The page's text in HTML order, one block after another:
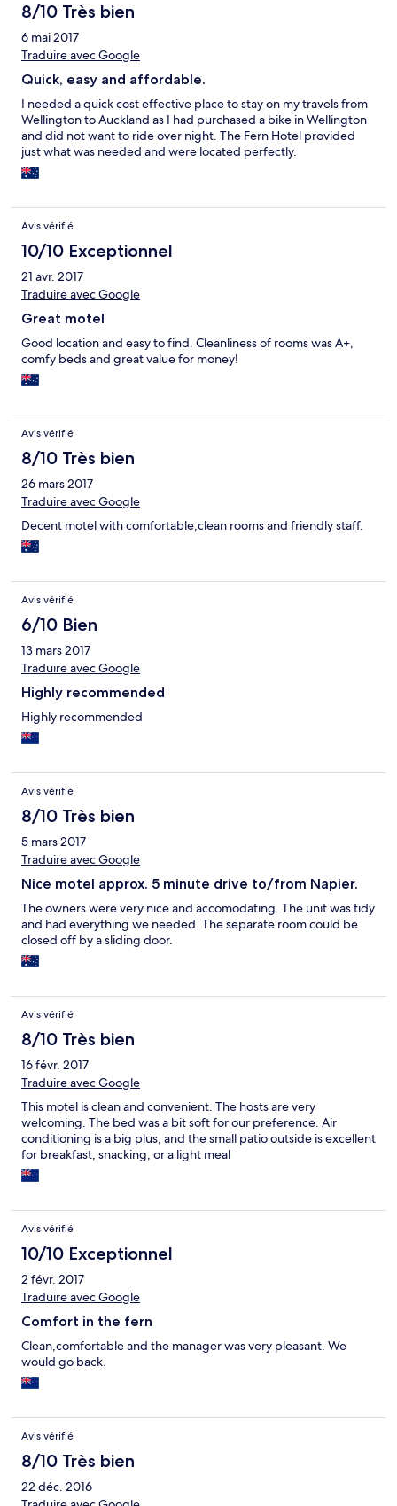
8/10 Très bien
6 mai 2017
Traduire avec Google
Quick, easy and affordable.
I needed a quick cost effective place to stay on my travels from
Wellington to Auckland as I had purchased a bike in Wellington
and did not want to ride over night. The Fern Hotel provided
just what was needed and were located perfectly.
Avis vérifié
10/10 Exceptionnel
21 avr. 2017
Traduire avec Google
Great motel
Good location and easy to find. Cleanliness of rooms was A+,
comfy beds and great value for money!
Avis vérifié
8/10 Très bien
26 mars 2017
Traduire avec Google
Decent motel with comfortable,clean rooms and friendly staff.
Avis vérifié
6/10 Bien
13 mars 2017
Traduire avec Google
Highly recommended
Highly recommended
Avis vérifié
8/10 Très bien
5 mars 2017
Traduire avec Google
Nice motel approx. 5 minute drive to/from Napier.
The owners were very nice and accomodating. The unit was tidy
and had everything we needed. The separate room could be
closed off by a sliding door.
Avis vérifié
8/10 Très bien
16 févr. 2017
Traduire avec Google
This motel is clean and convenient. The hosts are very
welcoming. The bed was a bit soft for our preference. Air
conditioning is a big plus, and the small patio outside is excellent
for breakfast, snacking, or a light meal
Avis vérifié
10/10 Exceptionnel
2 févr. 2017
Traduire avec Google
Comfort in the fern
Clean,comfortable and the manager was very pleasant. We
would go back.
Avis vérifié
8/10 Très bien
22 déc. 2016